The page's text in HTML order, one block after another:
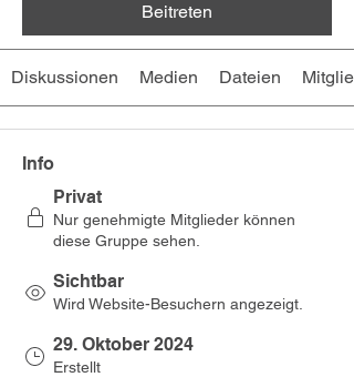
Beitreten
Diskussionen Medien Dateien
Info
Privat
Nur genehmigte Mitglieder können
diese Gruppe sehen.
Sichtbar
Wird Website-Besuchern angezeigt.
29. Oktober 2024
Erstellt